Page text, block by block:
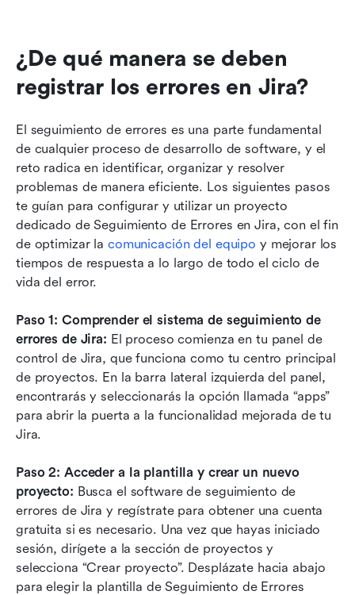
¿De qué manera se deben
registrar los errores en Jira?
El seguimiento de errores es una parte fundamental
de cualquier proceso de desarrollo de software, y el
reto radica en identificar, organizar y resolver
problemas de manera eficiente. Los siguientes pasos
te guían para configurar y utilizar un proyecto
dedicado de Seguimiento de Errores en Jira, con el fin
de optimizar la comunicación del equipo y mejorar los
tiempos de respuesta a lo largo de todo el ciclo de
vida del error.
Paso 1: Comprender el sistema de seguimiento de
errores de Jira: El proceso comienza en tu panel de
control de Jira, que funciona como tu centro principal
de proyectos. En la barra lateral izquierda del panel,
encontrarás y seleccionarás la opción llamada “apps”
para abrir la puerta a la funcionalidad mejorada de tu
Jira.
Paso 2: Acceder a la plantilla y crear un nuevo
proyecto: Busca el software de seguimiento de
errores de Jira y regístrate para obtener una cuenta
gratuita si es necesario. Una vez que hayas iniciado
sesión, dirígete a la sección de proyectos y
selecciona “Crear proyecto”. Desplázate hacia abajo
para elegir la plantilla de Seguimiento de Errores